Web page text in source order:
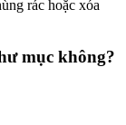
rác hoặc xóa
mục không?